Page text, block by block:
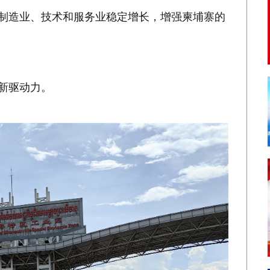
造业、技术和服务业稳定增长，增强柬埔寨的
驱动力。